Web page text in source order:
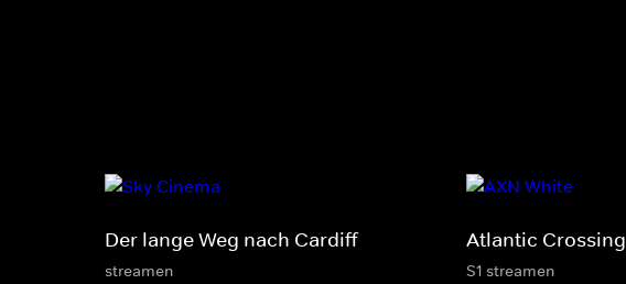
Der lange Weg nach Cardiff
streamen
Atlantic Crossing
S1 streamen